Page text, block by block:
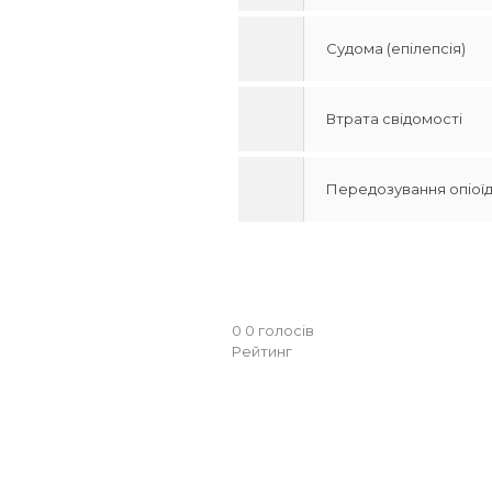
Судома (епілепсія)
Втрата свідомості
Передозування
0 0 голосів
Рейтинг